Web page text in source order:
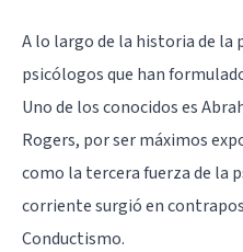
A lo largo de la historia de la
psicólogos que han
Uno de los conocidos es
Rogers, por ser máximos
como la tercera fuerza de la
corriente surgió en
Conductismo.